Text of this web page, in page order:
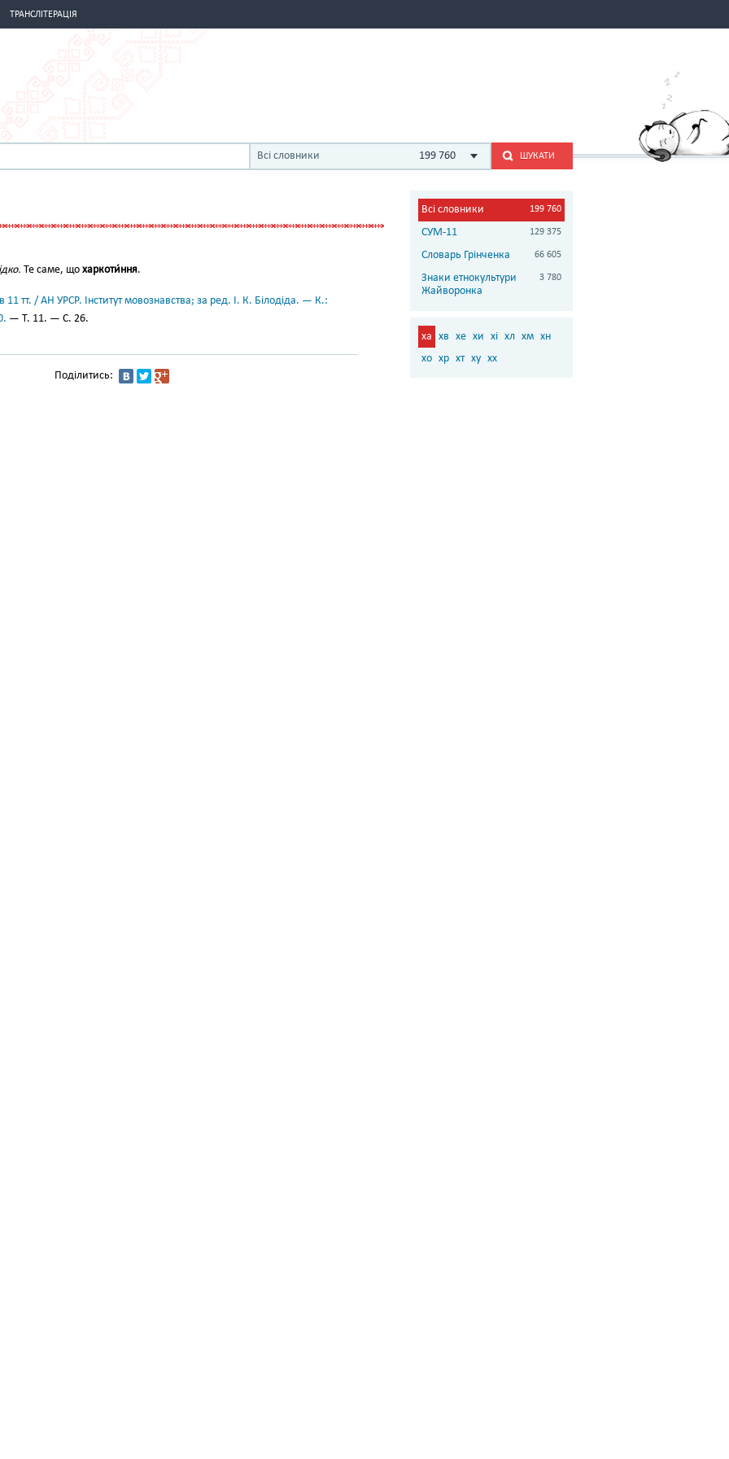
ТРАНСЛІТЕРАЦІЯ
Всі словники 199 760 ШУКАТИ
Те саме, що харкоти́ння.
11 тт. / АН УРСР. Інститут мовознавства; за ред. І. К. Білодіда. — К.:
— Т. 11. — С. 26.
Поділитись:
Всі словники 199 760
СУМ-11 129 375
Словарь Грінченка 66 605
Знаки етнокультури
Жайворонка
3 780
ха хв хе хи хі хл хм хн
хо хр хт ху хх